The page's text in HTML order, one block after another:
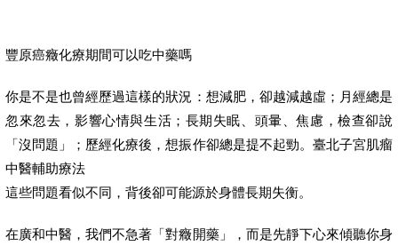
豐原癌癥化療期間可以吃中藥嗎
你是不是也曾經歷過這樣的狀況：想減肥，卻越減越虛；月經總是
忽來忽去，影響心情與生活；長期失眠、頭暈、焦慮，檢查卻說
「沒問題」；歷經化療後，想振作卻總是提不起勁。臺北子宮肌瘤
中醫輔助療法
這些問題看似不同，背後卻可能源於身體長期失衡。
在廣和中醫，我們不急著「對癥開藥」，而是先靜下心來傾聽你身